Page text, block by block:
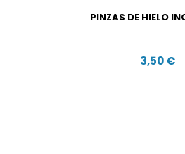
PINZAS DE HIELO
3,50 €